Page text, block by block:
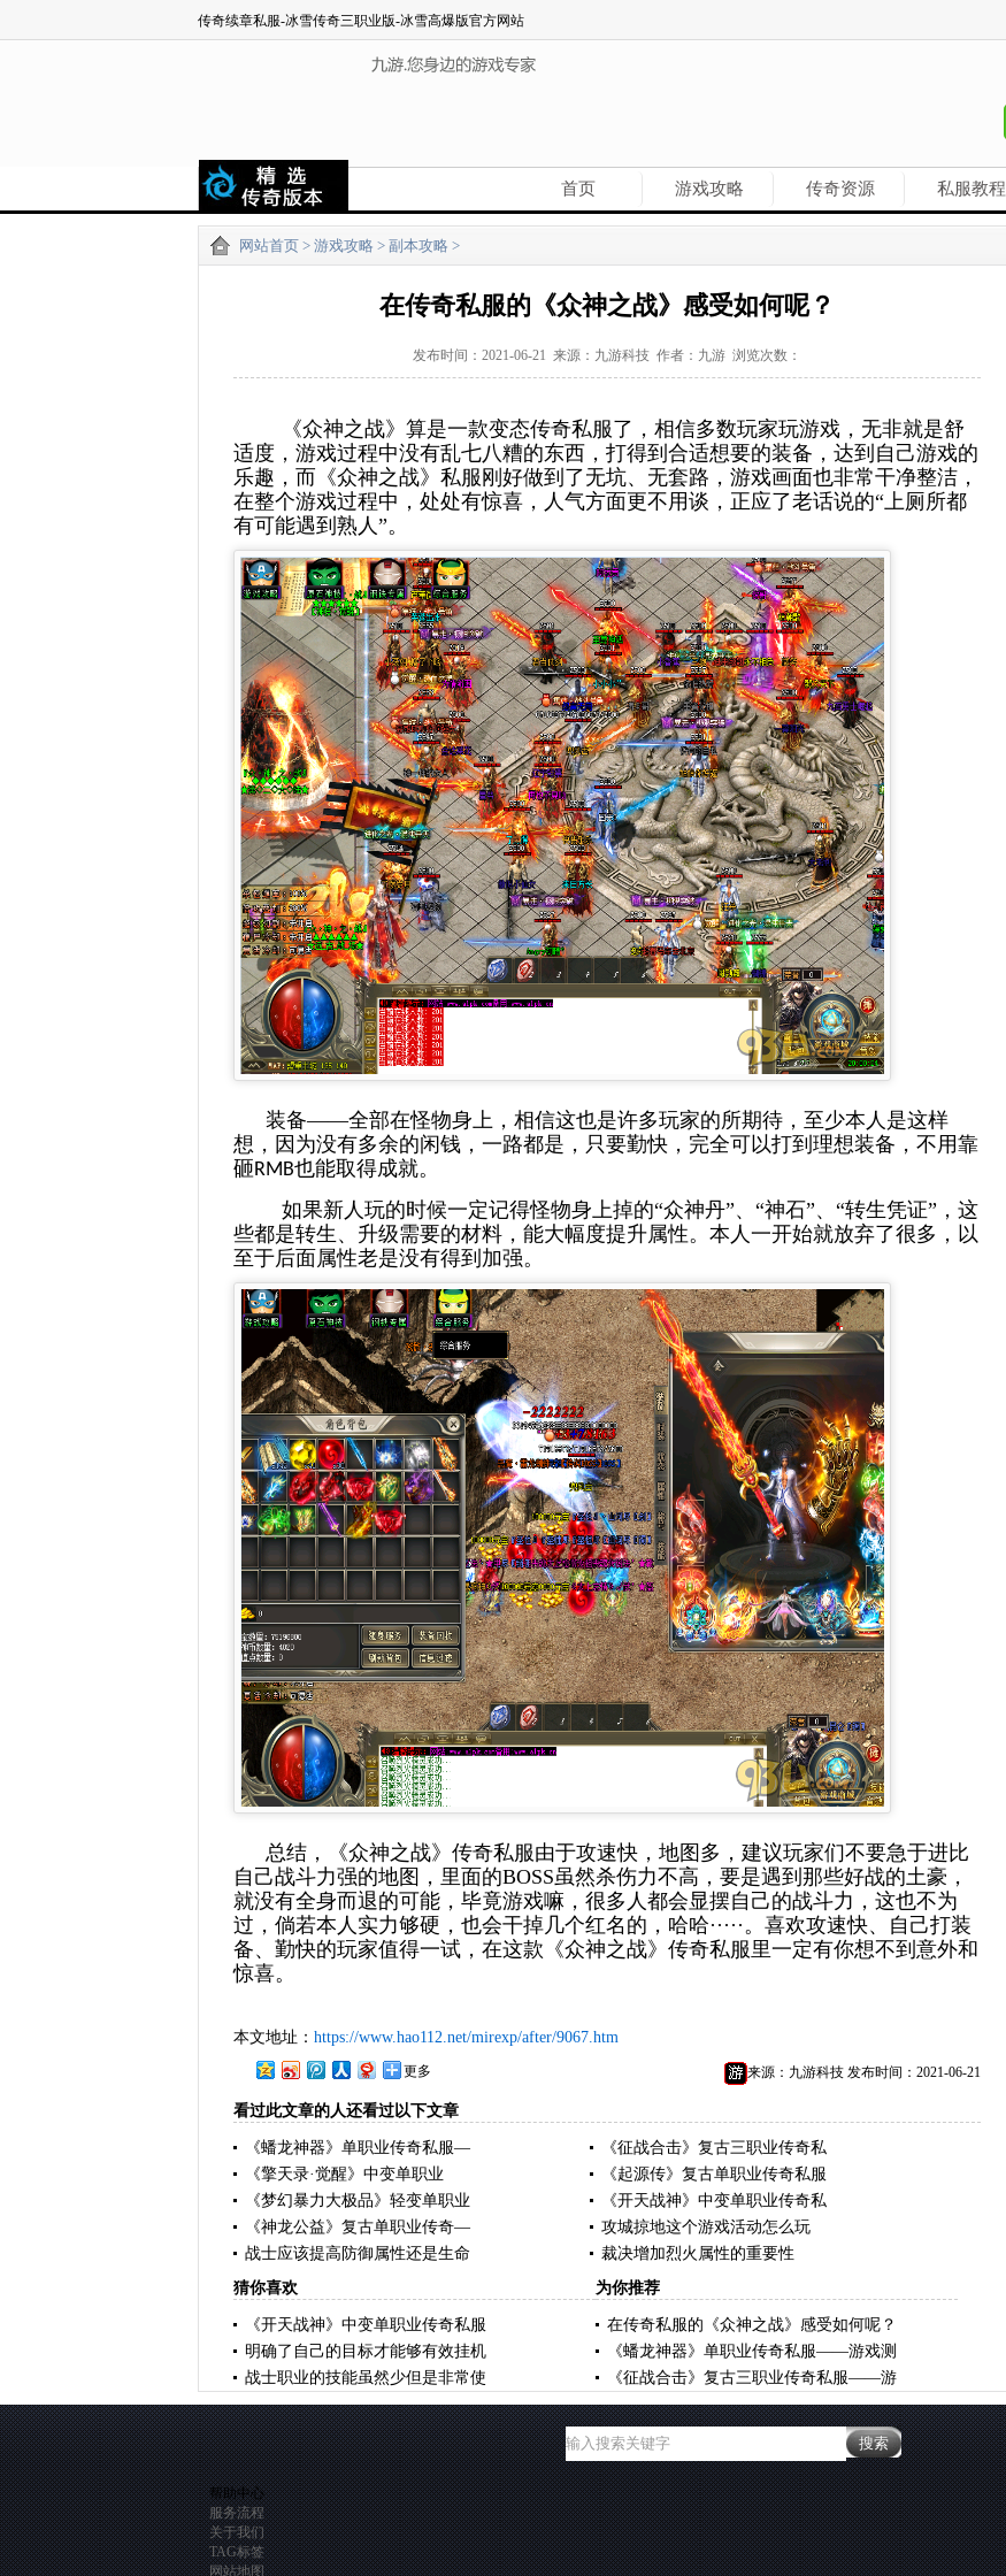
传奇续章私服-冰雪传奇三职业版-冰雪高爆版官方网站
首页 游戏攻略 传奇资源 私服教程
网站首页 > 游戏攻略 > 副本攻略 >
在传奇私服的《众神之战》感受如何呢？
发布时间：2021-06-21 来源：九游科技 作者：九游 浏览次数：
《众神之战》算是一款变态传奇私服了，相信多数玩家玩游戏，无非就是舒
适度，游戏过程中没有乱七八糟的东西，打得到合适想要的装备，达到自己游戏的
乐趣，而《众神之战》私服刚好做到了无坑、无套路，游戏画面也非常干净整洁，
在整个游戏过程中，处处有惊喜，人气方面更不用谈，正应了老话说的“上厕所都
有可能遇到熟人”。
装备——全部在怪物身上，相信这也是许多玩家的所期待，至少本人是这样
想，因为没有多余的闲钱，一路都是，只要勤快，完全可以打到理想装备，不用靠
砸RMB也能取得成就。
如果新人玩的时候一定记得怪物身上掉的“众神丹”、“神石”、“转生凭证”，这
些都是转生、升级需要的材料，能大幅度提升属性。本人一开始就放弃了很多，以
至于后面属性老是没有得到加强。
总结，《众神之战》传奇私服由于攻速快，地图多，建议玩家们不要急于进比
自己战斗力强的地图，里面的BOSS虽然杀伤力不高，要是遇到那些好战的土豪，
就没有全身而退的可能，毕竟游戏嘛，很多人都会显摆自己的战斗力，这也不为
过，倘若本人实力够硬，也会干掉几个红名的，哈哈·····。喜欢攻速快、自己打装
备、勤快的玩家值得一试，在这款《众神之战》传奇私服里一定有你想不到意外和
惊喜。
本文地址： https://www.hao112.net/mirexp/after/9067.htm
来源：九游科技 发布时间：2021-06-21
更多
看过此文章的人还看过以下文章
《蟠龙神器》单职业传奇私服—
《征战合击》复古三职业传奇私
《擎天录·觉醒》中变单职业
《起源传》复古单职业传奇私服
《梦幻暴力大极品》轻变单职业
《开天战神》中变单职业传奇私
《神龙公益》复古单职业传奇—
攻城掠地这个游戏活动怎么玩
战士应该提高防御属性还是生命
裁决增加烈火属性的重要性
猜你喜欢
《开天战神》中变单职业传奇私服
明确了自己的目标才能够有效挂机
战士职业的技能虽然少但是非常使
为你推荐
在传奇私服的《众神之战》感受如何呢？
《蟠龙神器》单职业传奇私服——游戏测
《征战合击》复古三职业传奇私服——游
帮助中心
服务流程
关于我们
TAG标签
网站地图